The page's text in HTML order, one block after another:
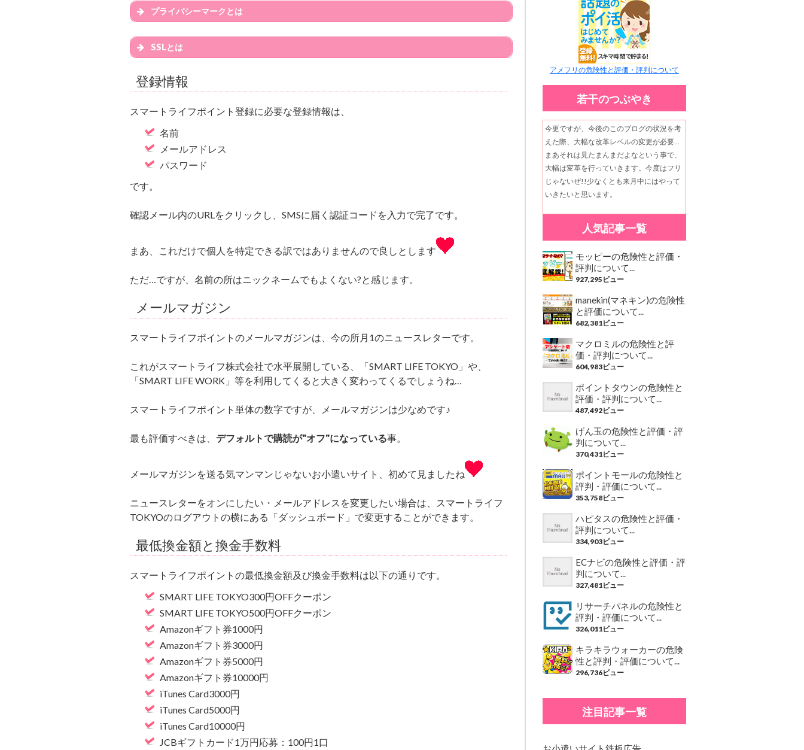
プライバシーマークとは
SSLとは
登録情報
スマートライフポイント登録に必要な登録情報は、
名前
メールアドレス
パスワード
です。
確認メール内のURLをクリックし、SMSに届く認証コードを入力で完了です。
まあ、これだけで個人を特定できる訳ではありませんので良しとします
ただ…ですが、名前の所はニックネームでもよくない?と感じます。
メールマガジン
スマートライフポイントのメールマガジンは、今の所月1のニュースレターです。
これがスマートライフ株式会社で水平展開している、「SMART LIFE TOKYO」や、
「SMART LIFE WORK」等を利用してくると大きく変わってくるでしょうね…
スマートライフポイント単体の数字ですが、メールマガジンは少なめです♪
最も評価すべきは、 デフォルトで購読が"オフ"になっている事。
メールマガジンを送る気マンマンじゃないお小遣いサイト、初めて見ましたね
ニュースレターをオンにしたい・メールアドレスを変更したい場合は、スマートライフ
TOKYOのログアウトの横にある「ダッシュボード」で変更することができます。
最低換金額と換金手数料
スマートライフポイントの最低換金額及び換金手数料は以下の通りです。
SMART LIFE TOKYO300円OFFクーポン
SMART LIFE TOKYO500円OFFクーポン
Amazonギフト券1000円
Amazonギフト券3000円
Amazonギフト券5000円
Amazonギフト券10000円
iTunes Card3000円
iTunes Card5000円
iTunes Card10000円
JCBギフトカード1万円応募：100円1口
アメフリの危険性と評価・評判について
若干のつぶやき
今更ですが、今後のこのブログの状況を考
えた際、大幅な改革レベルの変更が必要…
まあそれは見たまんまだよなという事で、
大幅は変革を行っていきます。今度はフリ
じゃないぜ!!少なくとも来月中にはやって
いきたいと思います。
人気記事一覧
モッピーの危険性と評価・
評判について...
927,295ビュー
manekin(マネキン)の危険性
と評価について...
682,381ビュー
マクロミルの危険性と評
価・評判について...
604,983ビュー
ポイントタウンの危険性と
評価・評判について...
487,492ビュー
げん玉の危険性と評価・評
判について...
370,431ビュー
ポイントモールの危険性と
評判・評価について...
353,758ビュー
ハピタスの危険性と評価・
評判について...
334,903ビュー
ECナビの危険性と評価・評
判について...
327,481ビュー
リサーチパネルの危険性と
評判・評価について...
326,011ビュー
キラキラウォーカーの危険
性と評判・評価について...
296,736ビュー
注目記事一覧